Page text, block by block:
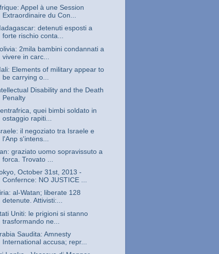
Appel à une Session
Extraordinaire du Con...
detenuti esposti a
forte rischio conta...
2mila bambini condannati a
vivere in carc...
Elements of military appear to
be carrying o...
Disability and the Death
Penalty
quei bimbi soldato in
ostaggio rapiti...
il negoziato tra Israele e
l'Anp s'intens...
graziato uomo sopravissuto a
forca. Trovato ...
October 31st, 2013 -
Confernce: NO JUSTICE ...
al-Watan; liberate 128
detenute. Attivisti:...
Uniti: le prigioni si stanno
trasformando ne...
Saudita: Amnesty
International accusa; repr...